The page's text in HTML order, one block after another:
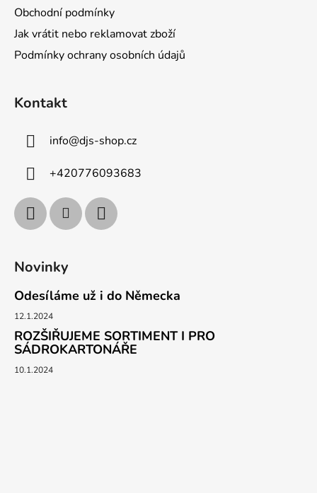
Obchodní podmínky
Jak vrátit nebo reklamovat zboží
Podmínky ochrany osobních údajů
Kontakt
info@djs-shop.cz
+420776093683
Novinky
Odesíláme už i do Německa
12.1.2024
ROZŠIŘUJEME SORTIMENT I PRO
SÁDROKARTONÁŘE
10.1.2024